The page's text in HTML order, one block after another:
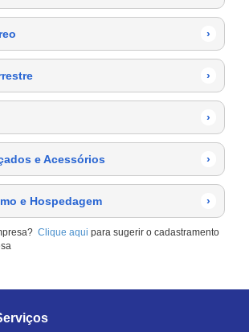
›
›
›
e Acessórios ›
e Hospedagem ›
Clique aqui para sugerir o cadastramento